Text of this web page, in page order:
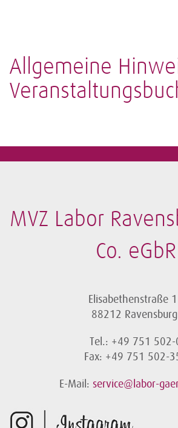
Allgemeine
MVZ Labor
Co. eGbR
Elisabethenstraße
88212 Ravensburg
Tel.: +49 751 502-
Fax: +49 751 502-
E-Mail: service@labor-